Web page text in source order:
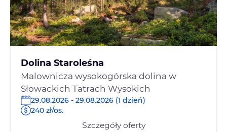
Dolina Staroleśna
Malownicza wysokogórska dolina w
Słowackich Tatrach Wysokich
29.08.2026 - 29.08.2026 (1 dzień)
240 zł/os.
Szczegóły oferty